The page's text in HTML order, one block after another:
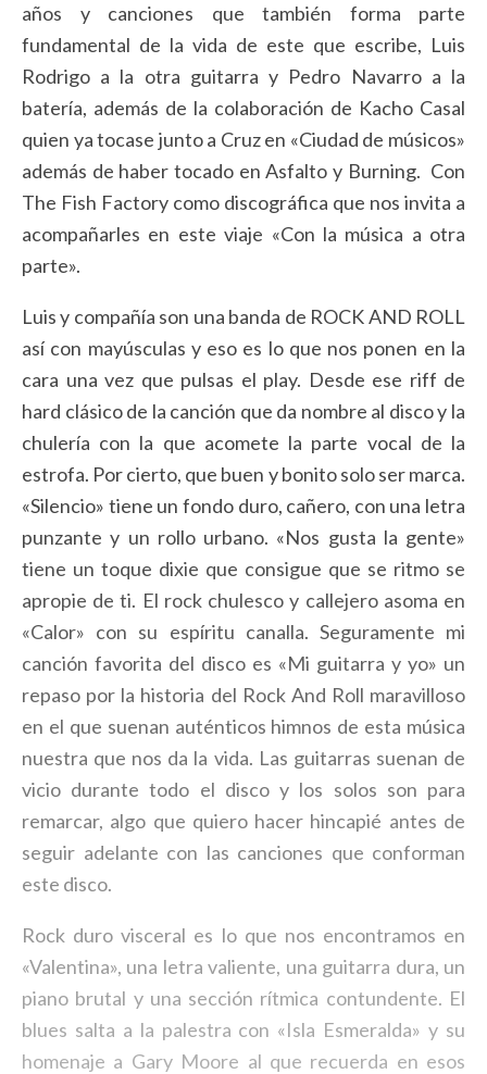
años y canciones que también forma parte
fundamental de la vida de este que escribe, Luis
Rodrigo a la otra guitarra y Pedro Navarro a la
batería, además de la colaboración de Kacho Casal
quien ya tocase junto a Cruz en «Ciudad de músicos»
además de haber tocado en Asfalto y Burning. Con
The Fish Factory como discográfica que nos invita a
acompañarles en este viaje «Con la música a otra
parte».
Luis y compañía son una banda de ROCK AND ROLL
así con mayúsculas y eso es lo que nos ponen en la
cara una vez que pulsas el play. Desde ese riff de
hard clásico de la canción que da nombre al disco y la
chulería con la que acomete la parte vocal de la
estrofa. Por cierto, que buen y bonito solo ser marca.
«Silencio» tiene un fondo duro, cañero, con una letra
punzante y un rollo urbano. «Nos gusta la gente»
tiene un toque dixie que consigue que se ritmo se
apropie de ti. El rock chulesco y callejero asoma en
«Calor» con su espíritu canalla. Seguramente mi
canción favorita del disco es «Mi guitarra y yo» un
repaso por la historia del Rock And Roll maravilloso
en el que suenan auténticos himnos de esta música
nuestra que nos da la vida. Las guitarras suenan de
vicio durante todo el disco y los solos son para
remarcar, algo que quiero hacer hincapié antes de
seguir adelante con las canciones que conforman
este disco.
Rock duro visceral es lo que nos encontramos en
«Valentina», una letra valiente, una guitarra dura, un
piano brutal y una sección rítmica contundente. El
blues salta a la palestra con «Isla Esmeralda» y su
homenaje a Gary Moore al que recuerda en esos